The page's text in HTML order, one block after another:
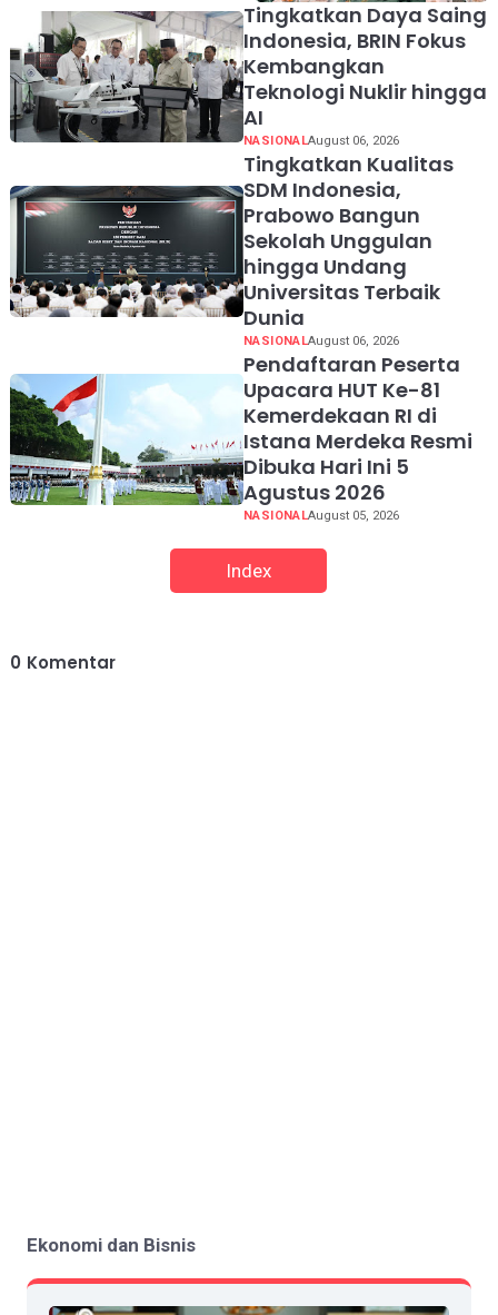
Tingkatkan Daya Saing
Indonesia, BRIN Fokus
Kembangkan
Teknologi Nuklir hingga
AI
NASIONALAugust 06, 2026
Tingkatkan Kualitas
SDM Indonesia,
Prabowo Bangun
Sekolah Unggulan
hingga Undang
Universitas Terbaik
Dunia
NASIONALAugust 06, 2026
Pendaftaran Peserta
Upacara HUT Ke-81
Kemerdekaan RI di
Istana Merdeka Resmi
Dibuka Hari Ini 5
Agustus 2026
NASIONALAugust 05, 2026
Index
0 Komentar
Ekonomi dan Bisnis